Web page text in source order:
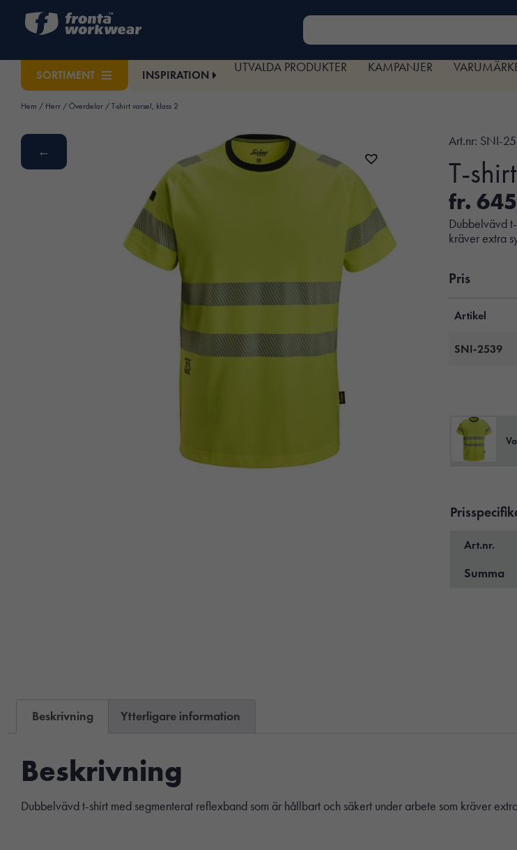
SORTIMENT INSPIRATION
UTVALDA PRODUKTER KAMPANJER
Hem / Herr / Överdelar / T-shirt varsel, klass 2
←
Art.nr: SNI-
T-
fr.
Dubbelvävd
kräver extra
Pris
Artikel
SNI-2539
Art.nr.
Summa
Beskrivning Ytterligare information
Beskrivning
Dubbelvävd t-shirt med segmenterat reflexband som är hållbart och säkert under arbete som kräver